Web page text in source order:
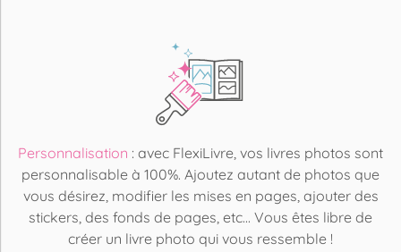
Personnalisation : avec FlexiLivre, vos livres photos sont
personnalisable à 100%. Ajoutez autant de photos que
vous désirez, modifier les mises en pages, ajouter des
stickers, des fonds de pages, etc... Vous êtes libre de
créer un livre photo qui vous ressemble !